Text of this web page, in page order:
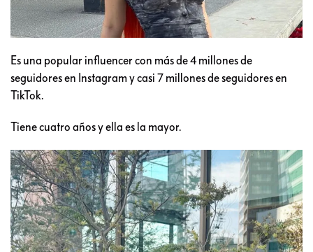
Es una popular influencer con más de 4 millones de
seguidores en Instagram y casi 7 millones de seguidores en
TikTok.
Tiene cuatro años y ella es la mayor.